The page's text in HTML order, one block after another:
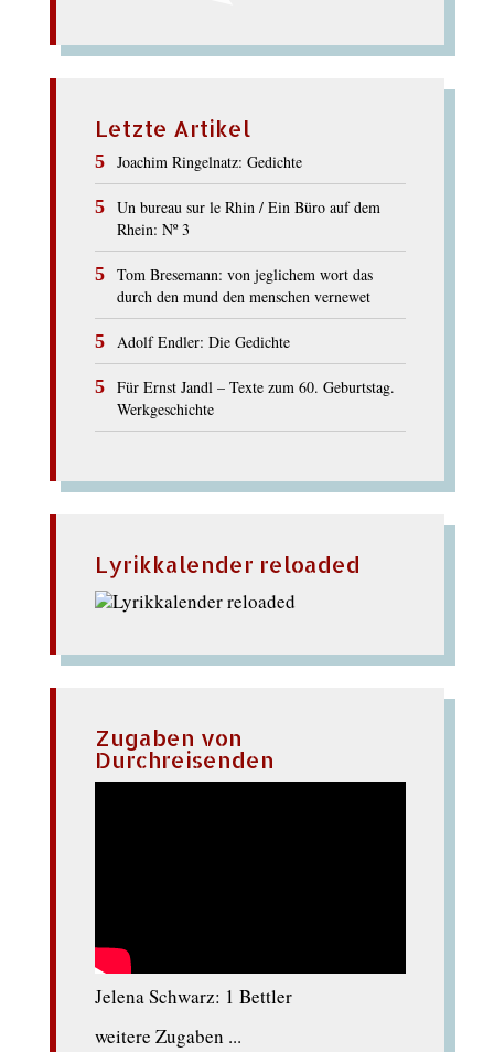
Letzte Artikel
Joachim Ringelnatz: Gedichte
Un bureau sur le Rhin / Ein Büro auf dem
Rhein: Nº 3
Tom Bresemann: von jeglichem wort das
durch den mund den menschen vernewet
Adolf Endler: Die Gedichte
Für Ernst Jandl – Texte zum 60. Geburtstag.
Werkgeschichte
Lyrikkalender reloaded
Zugaben von
Durchreisenden
Jelena Schwarz: 1 Bettler
weitere Zugaben ...